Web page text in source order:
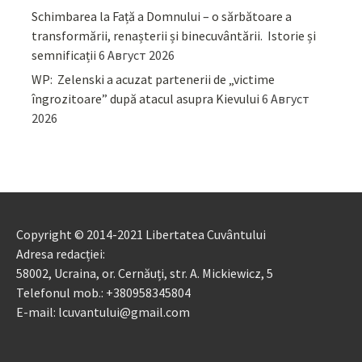
Schimbarea la Față a Domnului – o sărbătoare a
transformării, renașterii și binecuvântării. Istorie și
semnificații 6 Август 2026
WP: Zelenski a acuzat partenerii de „victime
îngrozitoare” după atacul asupra Kievului 6 Август
2026
Copyright © 2014-2021 Libertatea Cuvântului
Adresa redacției:
58002, Ucraina, or. Cernăuți, str. A. Mickiewicz, 5
Telefonul mob.: +380958345804
E-mail: lcuvantului@gmail.com